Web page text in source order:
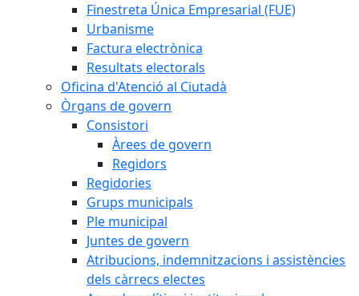
Finestreta Única Empresarial (FUE)
Urbanisme
Factura electrònica
Resultats electorals
Oficina d'Atenció al Ciutadà
Òrgans de govern
Consistori
Àrees de govern
Regidors
Regidories
Grups municipals
Ple municipal
Juntes de govern
Atribucions, indemnitzacions i assistències
dels càrrecs electes